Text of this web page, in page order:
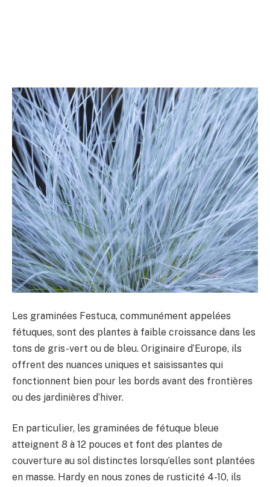
Les graminées Festuca, communément appelées
fétuques, sont des plantes à faible croissance dans les
tons de gris-vert ou de bleu. Originaire d’Europe, ils
offrent des nuances uniques et saisissantes qui
fonctionnent bien pour les bords avant des frontières
ou des jardinières d’hiver.
En particulier, les graminées de fétuque bleue
atteignent 8 à 12 pouces et font des plantes de
couverture au sol distinctes lorsqu’elles sont plantées
en masse. Hardy en nous zones de rusticité 4-10, ils